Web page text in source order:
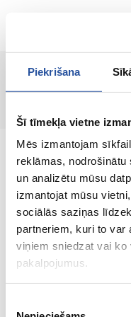
Piekrišana
Šī tīmekļa vietne
Mēs izmantojam
reklāmas,
un analizētu mūsu
izmantojat mūsu
sociālās saziņas
partneriem, kuri to var
viņiem sniedzat vai ko
pakalpojumus.
An online store
products, where
main value.
Everything
garden!